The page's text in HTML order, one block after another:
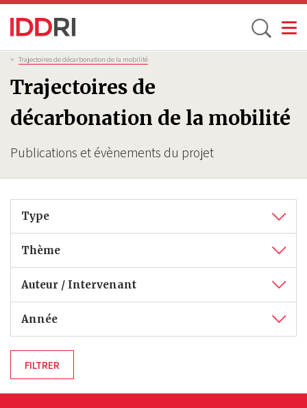
Aller
au
contenu
principal
Toggle
Trajectoires de
décarbonation de la mobilité
Publications et évènements du projet
Fil
d'Ariane
> Trajectoires de décarbonation de la mobilité
Type
Thème
Auteur / Intervenant
Année